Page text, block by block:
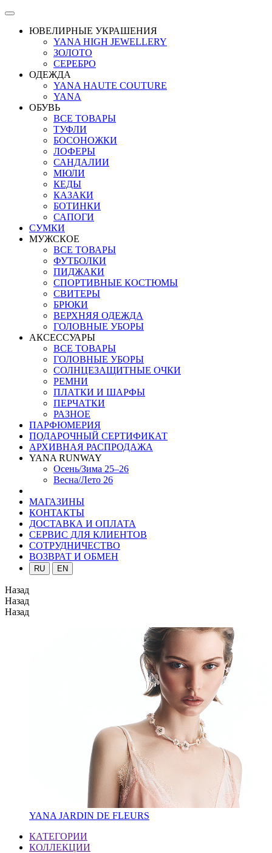
ЮВЕЛИРНЫЕ УКРАШЕНИЯ
YANA HIGH JEWELLERY
ЗОЛОТО
СЕРЕБРО
ОДЕЖДА
YANA HAUTE COUTURE
YANA
ОБУВЬ
ВСЕ ТОВАРЫ
ТУФЛИ
БОСОНОЖКИ
ЛОФЕРЫ
САНДАЛИИ
МЮЛИ
КЕДЫ
КАЗАКИ
БОТИНКИ
САПОГИ
СУМКИ
МУЖСКОЕ
ВСЕ ТОВАРЫ
ФУТБОЛКИ
ПИДЖАКИ
СПОРТИВНЫЕ КОСТЮМЫ
СВИТЕРЫ
БРЮКИ
ВЕРХНЯЯ ОДЕЖДА
ГОЛОВНЫЕ УБОРЫ
АКСЕССУАРЫ
ВСЕ ТОВАРЫ
ГОЛОВНЫЕ УБОРЫ
СОЛНЦЕЗАЩИТНЫЕ ОЧКИ
РЕМНИ
ПЛАТКИ И ШАРФЫ
ПЕРЧАТКИ
РАЗНОЕ
ПАРФЮМЕРИЯ
ПОДАРОЧНЫЙ СЕРТИФИКАТ
АРХИВНАЯ РАСПРОДАЖА
YANA RUNWAY
Осень/Зима 25–26
Весна/Лето 26
МАГАЗИНЫ
КОНТАКТЫ
ДОСТАВКА И ОПЛАТА
СЕРВИС ДЛЯ КЛИЕНТОВ
СОТРУДНИЧЕСТВО
ВОЗВРАТ И ОБМЕН
RU EN
Назад
Назад
Назад
YANA JARDIN DE FLEURS
КАТЕГОРИИ
КОЛЛЕКЦИИ